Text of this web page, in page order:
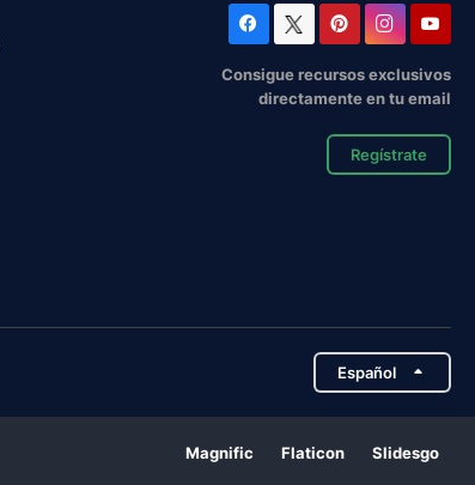
Consigue recursos exclusivos
directamente en tu email
Regístrate
Español
Magnific Flaticon Slidesgo